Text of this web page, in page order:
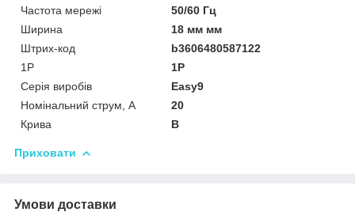
Частота мережі
50/60 Гц
Ширина
18 мм мм
Штрих-код
b3606480587122
1P
1P
Серія виробів
Easy9
Номінальний струм, А
20
Крива
B
Приховати
Умови доставки